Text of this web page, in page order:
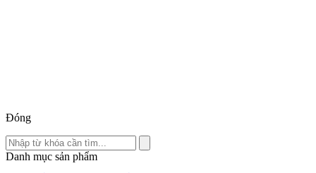
Đóng
Danh mục sản phẩm